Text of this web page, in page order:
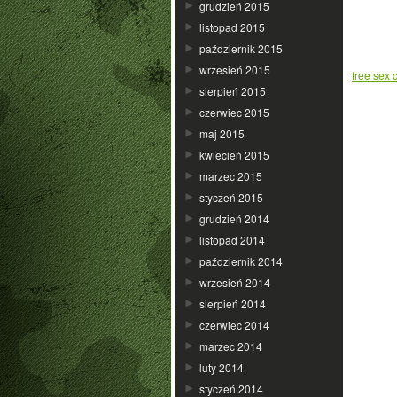
grudzień 2015
listopad 2015
październik 2015
wrzesień 2015
sierpień 2015
czerwiec 2015
maj 2015
kwiecień 2015
marzec 2015
styczeń 2015
grudzień 2014
listopad 2014
październik 2014
wrzesień 2014
sierpień 2014
czerwiec 2014
marzec 2014
luty 2014
styczeń 2014
free sex